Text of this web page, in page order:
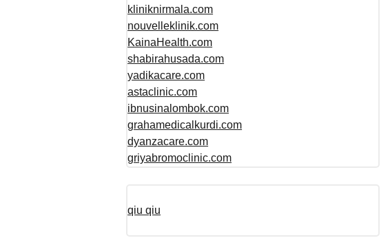
kliniknirmala.com
nouvelleklinik.com
KainaHealth.com
shabirahusada.com
yadikacare.com
astaclinic.com
ibnusinalombok.com
grahamedicalkurdi.com
dyanzacare.com
griyabromoclinic.com
qiu qiu